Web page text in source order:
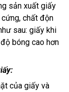
sản xuất giấy
chất độn
sau: giấy khi
bóng cao hơn
của giấy và